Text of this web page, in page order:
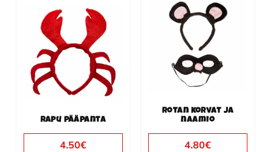
Rapu pääpanta
4.50€
Rotan korvat ja
naamio
4.80€